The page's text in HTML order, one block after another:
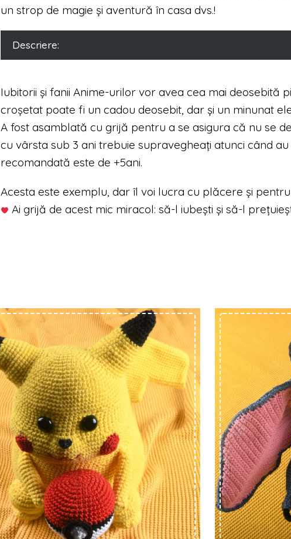
un strop de magie și aventură în casa dvs.!
Descriere:
Iubitorii și fanii Anime-urilor vor avea cea mai deosebită
croșetat poate fi un cadou deosebit, dar și un minunat
A fost asamblată cu grijă pentru a se asigura că nu se
cu vârsta sub 3 ani trebuie supravegheați atunci când
recomandată este de +5ani.
Acesta este exemplu, dar îl voi lucra cu plăcere și
Ai grijă de acest mic miracol: să-l iubești și să-l